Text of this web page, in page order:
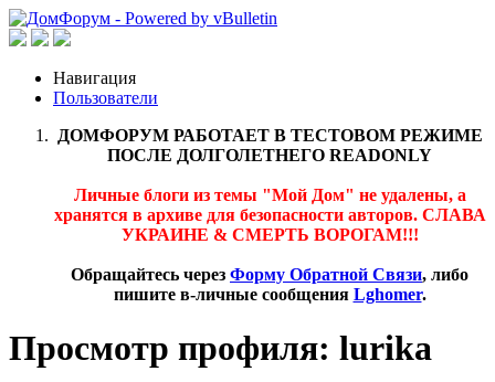
Навигация
Пользователи
ДОМФОРУМ РАБОТАЕТ В ТЕСТОВОМ РЕЖИМЕ
ПОСЛЕ ДОЛГОЛЕТНЕГО READONLY
Личные блоги из темы "Мой Дом" не удалены, а
хранятся в архиве для безопасности авторов. СЛАВА
УКРАИНЕ & СМЕРТЬ ВОРОГАМ!!!
Обращайтесь через Форму Обратной Связи, либо
пишите в-личные сообщения Lghomer.
Просмотр профиля: lurika